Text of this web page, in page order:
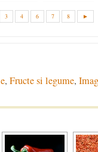
3 4 6 7 8 ►
, Fructe si legume,